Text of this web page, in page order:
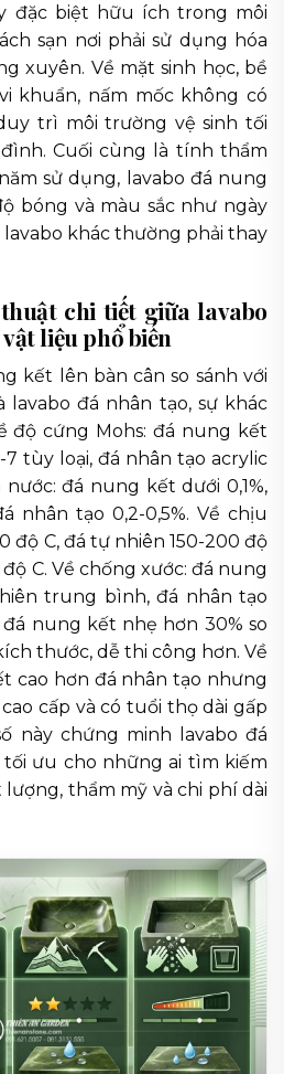
đặc biệt hữu ích trong môi
sạn nơi phải sử dụng hóa
xuyên. Về mặt sinh học, bề
khuẩn, nấm mốc không có
trì môi trường vệ sinh tối
Cuối cùng là tính thẩm
sử dụng, lavabo đá nung
bóng và màu sắc như ngày
khác thường phải thay
chi tiết giữa lavabo
liệu phổ biến
kết lên bàn cân so sánh với
lavabo đá nhân tạo, sự khác
độ cứng Mohs: đá nung kết
tùy loại, đá nhân tạo acrylic
đá nung kết dưới 0,1%,
nhân tạo 0,2-0,5%. Về chịu
độ C, đá tự nhiên 150-200 độ
C. Về chống xước: đá nung
trung bình, đá nhân tạo
nung kết nhẹ hơn 30% so
thước, dễ thi công hơn. Về
cao hơn đá nhân tạo nhưng
cấp và có tuổi thọ dài gấp
này chứng minh lavabo đá
ưu cho những ai tìm kiếm
thẩm mỹ và chi phí dài